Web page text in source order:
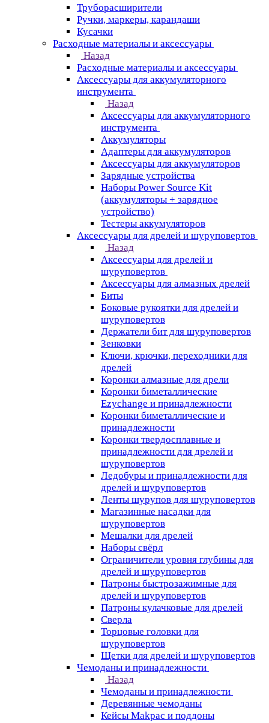
Труборасширители
Ручки, маркеры, карандаши
Кусачки
Расходные материалы и аксессуары
Назад
Расходные материалы и аксессуары
Аксессуары для аккумуляторного
инструмента
Назад
Аксессуары для аккумуляторного
инструмента
Aккумуляторы
Адаптеры для аккумуляторов
Аксессуары для аккумуляторов
Зарядные устройства
Наборы Power Source Kit
(аккумуляторы + зарядное
устройство)
Тестеры аккумуляторов
Аксессуары для дрелей и шуруповертов
Назад
Аксессуары для дрелей и
шуруповертов
Аксессуары для алмазных дрелей
Биты
Боковые рукоятки для дрелей и
шуруповертов
Держатели бит для шуруповертов
Зенковки
Ключи, крючки, переходники для
дрелей
Коронки алмазные для дрели
Коронки биметаллические
Ezychange и принадлежности
Коронки биметаллические и
принадлежности
Коронки твердосплавные и
принадлежности для дрелей и
шуруповертов
Ледобуры и принадлежности для
дрелей и шуруповертов
Ленты шурупов для шуруповертов
Магазинные насадки для
шуруповертов
Мешалки для дрелей
Наборы свёрл
Ограничители уровня глубины для
дрелей и шуруповертов
Патроны быстрозажимные для
дрелей и шуруповертов
Патроны кулачковые для дрелей
Сверла
Торцовые головки для
шуруповертов
Щетки для дрелей и шуруповертов
Чемоданы и принадлежности
Назад
Чемоданы и принадлежности
Деревянные чемоданы
Кейсы Makpac и поддоны